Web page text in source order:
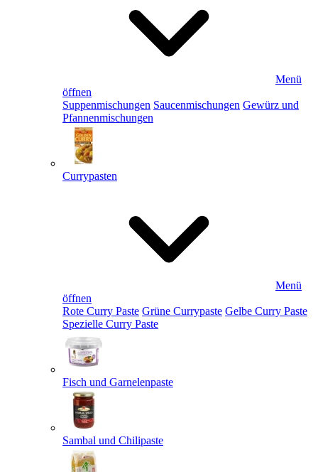
Menü
öffnen
Suppenmischungen Saucenmischungen Gewürz und
Pfannenmischungen
Currypasten
Menü
öffnen
Rote Curry Paste Grüne Currypaste Gelbe Curry Paste
Spezielle Curry Paste
Fisch und Garnelenpaste
Sambal und Chilipaste